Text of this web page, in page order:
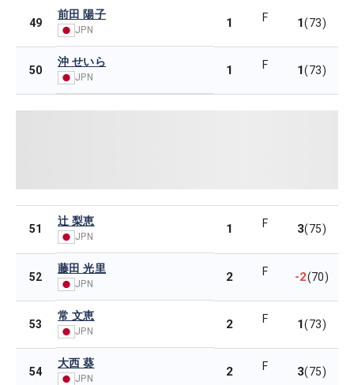
49
前田 陽子
JPN 1 F 1(73)
50
沖 せいら
JPN 1 F 1(73)
51
辻 梨恵
JPN
1 F 3(75)
52
藤田 光里
JPN 2 F -2(70)
53
常 文恵
JPN 2 F 1(73)
54
大西 葵
JPN 2 F 3(75)